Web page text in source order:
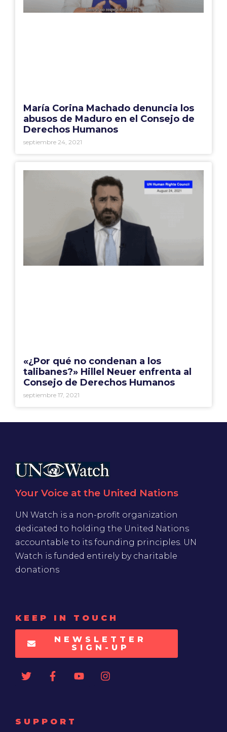
María Corina Machado denuncia los
abusos de Maduro en el Consejo de
Derechos Humanos
septiembre 24, 2021
«¿Por qué no condenan a los
talibanes?» Hillel Neuer enfrenta al
Consejo de Derechos Humanos
septiembre 17, 2021
Your Voice at the United Nations
UN Watch is a non-profit organization
dedicated to holding the United Nations
accountable to its founding principles. UN
Watch is funded entirely by charitable
donations
KEEP IN TOUCH
NEWSLETTER
SIGN-UP
SUPPORT